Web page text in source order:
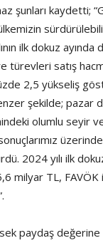
şunları kaydetti;
ilk dokuz
satış
2,5 yükseliş
şekilde; pazar
olumlu seyir
2024 yılı ilk
milyar TL,
paydaş